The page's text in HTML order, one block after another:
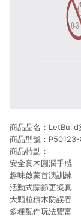
商品品名：LetBuild
商品型號：
商品特點：
安全實木圓潤手感
趣味啟蒙首演訓練
活動式關節更擬真
大顆粒積木防誤吞
多種配件玩法豐富